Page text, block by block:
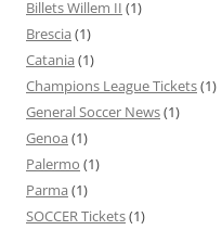
Billets Willem II (1)
Brescia (1)
Catania (1)
Champions League Tickets(1)
General Soccer News(1)
Genoa (1)
Palermo (1)
Parma (1)
SOCCER Tickets(1)